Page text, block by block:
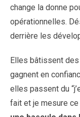
change la donne
opérationnelles.
derrière les
Elles bâtissent
gagnent en
elles passent du
fait et je mesure ce